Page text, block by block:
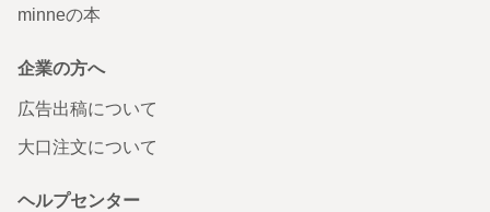
minneの本
企業の方へ
広告出稿について
大口注文について
ヘルプセンター